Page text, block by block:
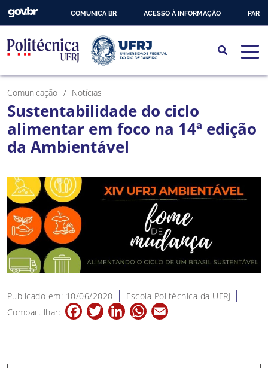
PARA
O
CONTEÚDO
COMUNICA BR ACESSO À INFORMAÇÃO
Comunicação Notícias
Sustentabilidade do ciclo
alimentar em foco na 14ª edição
da Ambientável
Publicado em: 10/06/2020
Escola Politécnica da UFRJ
Compartilhar:
FacebookTwitterLinkedInWhatsApp